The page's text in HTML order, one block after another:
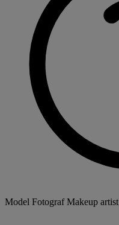
Model FotografMakeup artist